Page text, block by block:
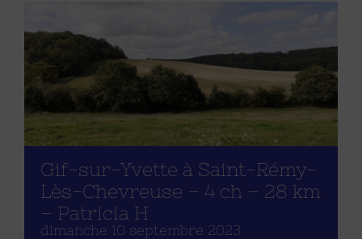
Gif-sur-Yvette à Saint-Rémy-
Lès-Chevreuse – 4 ch – 28 km
– Patricia H
dimanche 10 septembre 2023